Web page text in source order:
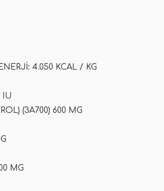
4.050 KCAL / KG
IU
(3A700) 600 MG
MG